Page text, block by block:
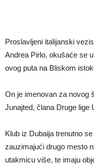
Istina izašla na videlo!
je da u Madrid ne
Koliko traži PSŽ i do
Proslavljeni italijanski
Andrea Pirlo, okušaće se
ovog puta na Bliskom
On je imenovan za novog
Junajted, člana Druge lige
Klub iz Dubaija trenutno
zauzimajući drugo mesto
utakmicu više, te imaju